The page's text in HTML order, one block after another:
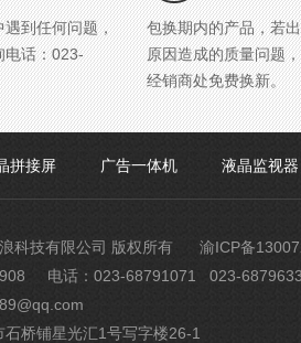
遇到任何问题，
电话：023-
包换期内的产品，若
原因造成的质量问题
经销商处免费换新。
拼接屏 广告一体机 液晶监视器
科技有限公司 版权所有 渝ICP备
电话：023-68791071 023-
桥铺星光汇1号写字楼26-1